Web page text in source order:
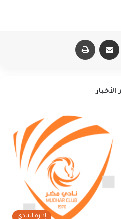
تيلقرام مشاركة عبر البريد
الأخبار
إدارة النادي